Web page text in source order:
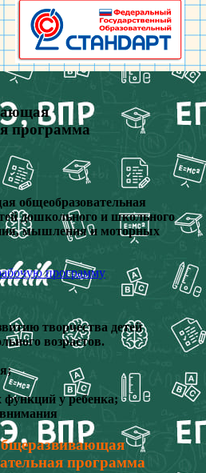
программа
общеобразовательная
дошкольного и школьного
мышления и моторных
программу
творчества детей
возрастов.
у ребенка;
программа